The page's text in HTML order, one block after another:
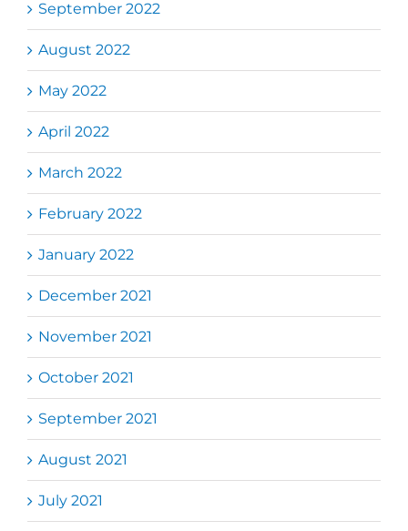
September 2022
August 2022
May 2022
April 2022
March 2022
February 2022
January 2022
December 2021
November 2021
October 2021
September 2021
August 2021
July 2021